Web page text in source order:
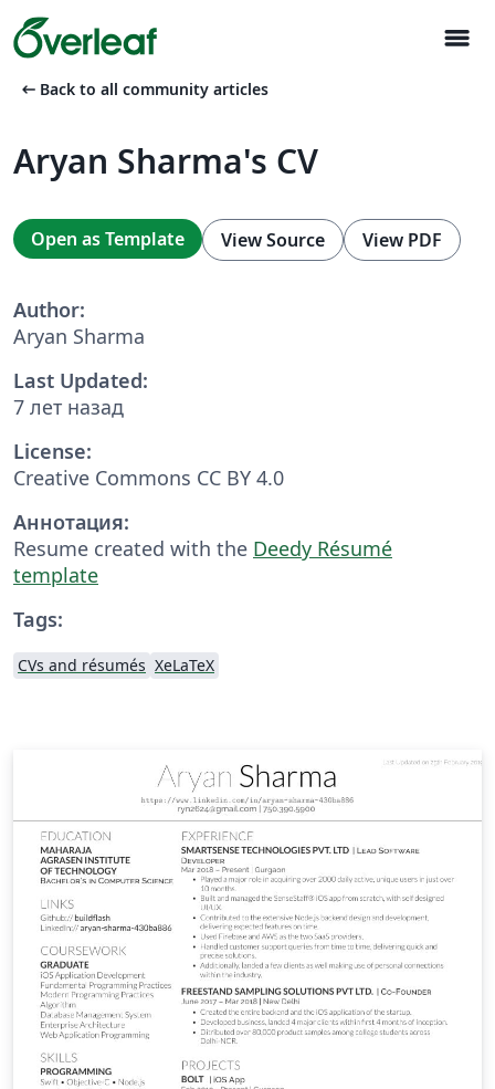
menu
arrow_left_alt Back to all community articles
Aryan Sharma's CV
Open as Template View Source View PDF
Author:
Aryan Sharma
Last Updated:
7 лет назад
License:
Creative Commons CC BY 4.0
Аннотация:
Resume created with the Deedy Résumé
template
Tags:
CVs and résumés XeLaTeX